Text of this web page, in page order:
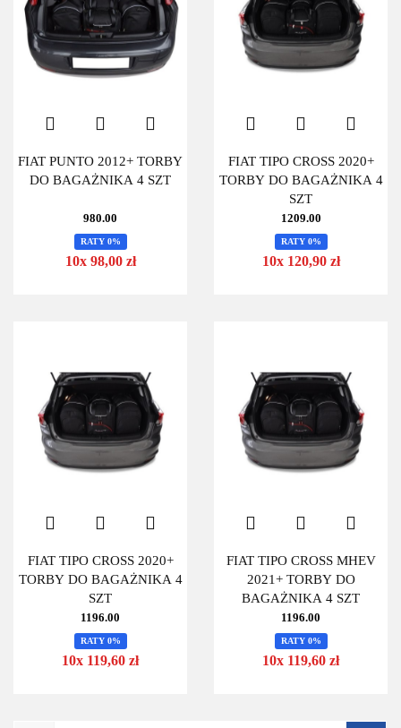
FIAT PUNTO 2012+ TORBY
DO BAGAŻNIKA 4 SZT
980.00
RATY 0%
10x 98,00 zł
FIAT TIPO CROSS 2020+
TORBY DO BAGAŻNIKA 4
SZT
1209.00
RATY 0%
10x 120,90 zł
FIAT TIPO CROSS 2020+
TORBY DO BAGAŻNIKA 4
SZT
1196.00
RATY 0%
10x 119,60 zł
FIAT TIPO CROSS MHEV
2021+ TORBY DO
BAGAŻNIKA 4 SZT
1196.00
RATY 0%
10x 119,60 zł